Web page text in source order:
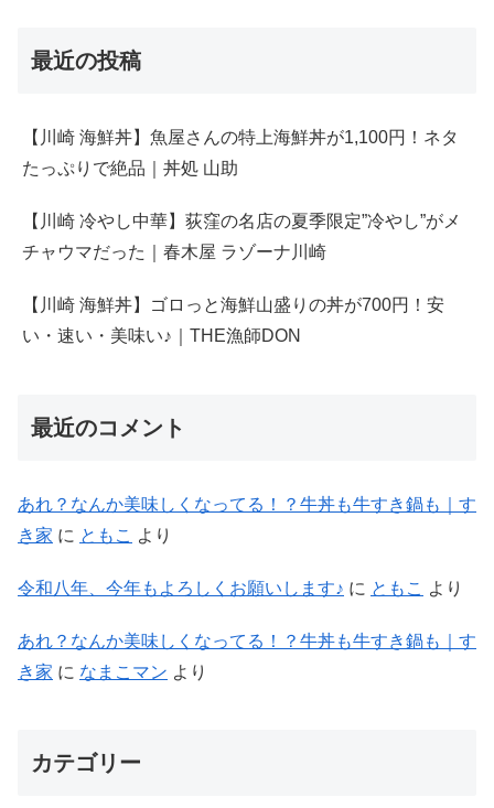
最近の投稿
【川崎 海鮮丼】魚屋さんの特上海鮮丼が1,100円！ネタ
たっぷりで絶品｜丼処 山助
【川崎 冷やし中華】荻窪の名店の夏季限定”冷やし”がメ
チャウマだった｜春木屋 ラゾーナ川崎
【川崎 海鮮丼】ゴロっと海鮮山盛りの丼が700円！安
い・速い・美味い♪｜THE漁師DON
最近のコメント
あれ？なんか美味しくなってる！？牛丼も牛すき鍋も｜す
き家 に ともこ より
令和八年、今年もよろしくお願いします♪ に ともこ より
あれ？なんか美味しくなってる！？牛丼も牛すき鍋も｜す
き家 に なまこマン より
カテゴリー